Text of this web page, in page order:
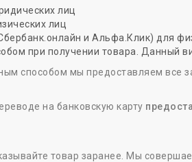
лиц
лиц
и Альфа.Клик) для
при получении товара. Данный
способом мы предоставляем все
на банковскую карту
товар заранее. Мы